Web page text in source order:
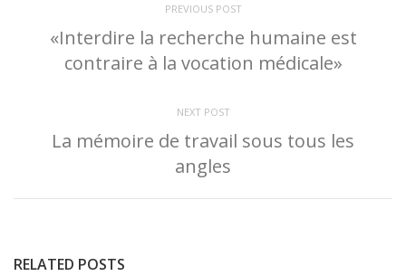
PREVIOUS POST
«Interdire la recherche humaine est
contraire à la vocation médicale»
NEXT POST
La mémoire de travail sous tous les
angles
RELATED POSTS